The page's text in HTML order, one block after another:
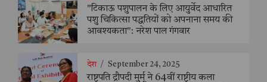
"टिकाऊ पशुपालन के लिए आयुर्वेद आधारित
पशु चिकित्सा पद्धतियों को अपनाना समय की
आवश्यकता": नरेश पाल गंगवार
देश / September 24, 2025
राष्ट्रपति द्रौपदी मुर्मू ने 64वीं राष्ट्रीय कला